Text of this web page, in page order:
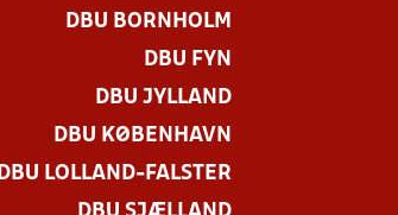
DBU BORNHOLM
DBU FYN
DBU JYLLAND
DBU KØBENHAVN
DBU LOLLAND-FALSTER